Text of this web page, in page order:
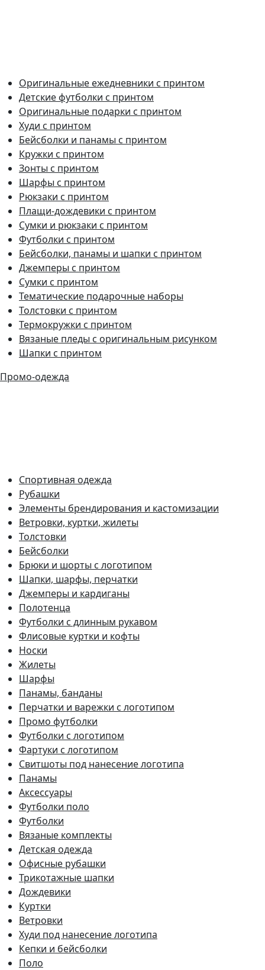
Оригинальные ежедневники с принтом
Детские футболки с принтом
Оригинальные подарки с принтом
Худи с принтом
Бейсболки и панамы с принтом
Кружки с принтом
Зонты с принтом
Шарфы с принтом
Рюкзаки с принтом
Плащи-дождевики с принтом
Сумки и рюкзаки с принтом
Футболки с принтом
Бейсболки, панамы и шапки с принтом
Джемперы с принтом
Сумки с принтом
Тематические подарочные наборы
Толстовки с принтом
Термокружки с принтом
Вязаные пледы с оригинальным рисунком
Шапки с принтом
Промо-одежда
Спортивная одежда
Рубашки
Элементы брендирования и кастомизации
Ветровки, куртки, жилеты
Толстовки
Бейсболки
Брюки и шорты с логотипом
Шапки, шарфы, перчатки
Джемперы и кардиганы
Полотенца
Футболки с длинным рукавом
Флисовые куртки и кофты
Носки
Жилеты
Шарфы
Панамы, банданы
Перчатки и варежки с логотипом
Промо футболки
Футболки с логотипом
Фартуки с логотипом
Свитшоты под нанесение логотипа
Панамы
Аксессуары
Футболки поло
Футболки
Вязаные комплекты
Детская одежда
Офисные рубашки
Трикотажные шапки
Дождевики
Куртки
Ветровки
Худи под нанесение логотипа
Кепки и бейсболки
Поло